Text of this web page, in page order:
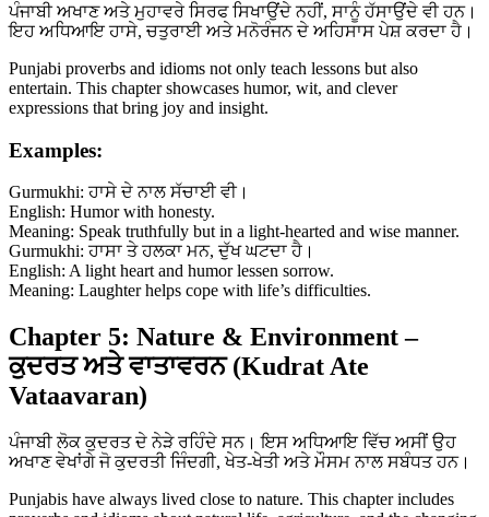
ਪੰਜਾਬੀ ਅਖਾਣ ਅਤੇ ਮੁਹਾਵਰੇ ਸਿਰਫ ਸਿਖਾਉਂਦੇ ਨਹੀਂ, ਸਾਨੂੰ ਹੱਸਾਉਂਦੇ ਵੀ ਹਨ।
ਇਹ ਅਧਿਆਇ ਹਾਸੇ, ਚਤੁਰਾਈ ਅਤੇ ਮਨੋਰੰਜਨ ਦੇ ਅਹਿਸਾਸ ਪੇਸ਼ ਕਰਦਾ ਹੈ।
Punjabi proverbs and idioms not only teach lessons but also
entertain. This chapter showcases humor, wit, and clever
expressions that bring joy and insight.
Examples:
Gurmukhi: ਹਾਸੇ ਦੇ ਨਾਲ ਸੱਚਾਈ ਵੀ।
English: Humor with honesty.
Meaning: Speak truthfully but in a light-hearted and wise manner.
Gurmukhi: ਹਾਸਾ ਤੇ ਹਲਕਾ ਮਨ, ਦੁੱਖ ਘਟਦਾ ਹੈ।
English: A light heart and humor lessen sorrow.
Meaning: Laughter helps cope with life’s difficulties.
Chapter 5: Nature & Environment –
ਕੁਦਰਤ ਅਤੇ ਵਾਤਾਵਰਨ (Kudrat Ate
Vataavaran)
ਪੰਜਾਬੀ ਲੋਕ ਕੁਦਰਤ ਦੇ ਨੇੜੇ ਰਹਿੰਦੇ ਸਨ। ਇਸ ਅਧਿਆਇ ਵਿੱਚ ਅਸੀਂ ਉਹ
ਅਖਾਣ ਵੇਖਾਂਗੇ ਜੋ ਕੁਦਰਤੀ ਜਿੰਦਗੀ, ਖੇਤ-ਖੇਤੀ ਅਤੇ ਮੌਸਮ ਨਾਲ ਸਬੰਧਤ ਹਨ।
Punjabis have always lived close to nature. This chapter includes